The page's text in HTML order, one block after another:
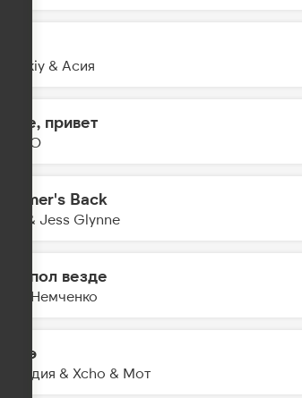
Zvonkiy & Асия
Море, привет
DABRO
Summer's Back
Alok & Jess Glynne
Танцпол везде
Анна Немченко
Шадэ
By Индия & Xcho & Мот